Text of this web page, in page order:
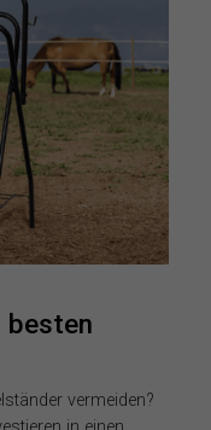
besten
vermeiden?